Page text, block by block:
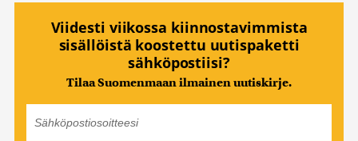
Viidesti viikossa kiinnostavimmista
sisällöistä koostettu uutispaketti
sähköpostiisi?
Tilaa Suomenmaan ilmainen uutiskirje.